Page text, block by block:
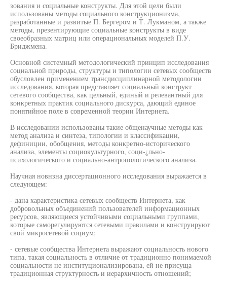
зования и социальные конструкты. Для этой цели были
использованы методы социального конструкционизма,
разработанные и развитые П. Бергером и Т. Лукманом, а также
методы, презентирующие социальные конструкты в виде
своеобразных матриц или операциональных моделей П.У.
Бриджмена.
Основной системный методологический принцип исследования
социальной природы, структуры и типологии сетевых сообществ
обусловлен применением трансдисциплинарной методологии
исследования, которая представляет социальный конструкт
сетевого сообщества, как цельный, единый и релевантный для
конкретных практик социального дискурса, дающий единое
понятийное поле в современной теории Интернета.
В исследовании использованы такие общенаучные методы как
метод анализа и синтеза, типологии и классификации,
дефиниции, обобщения, методы конкретно-исторического
анализа, элементы социокультурного, соци-¿льно-
психологического и социально-антропологического анализа.
Научная новнзна диссертационного исследования выражается в
следующем:
- дана характеристика сетевых сообществ Интернета, как
добровольных объединений пользователей информационных
ресурсов, являющиеся устойчивыми социальными группами,
которые саморегулируются сетевыми правилами и конструируют
свой микросетевой социум;
- сетевые сообщества Интернета выражают социальность нового
типа, такая социальность в отличие от традиционно понимаемой
социальности не институционализирована, ей не присуща
традиционная структурность и иерархичность отношений;